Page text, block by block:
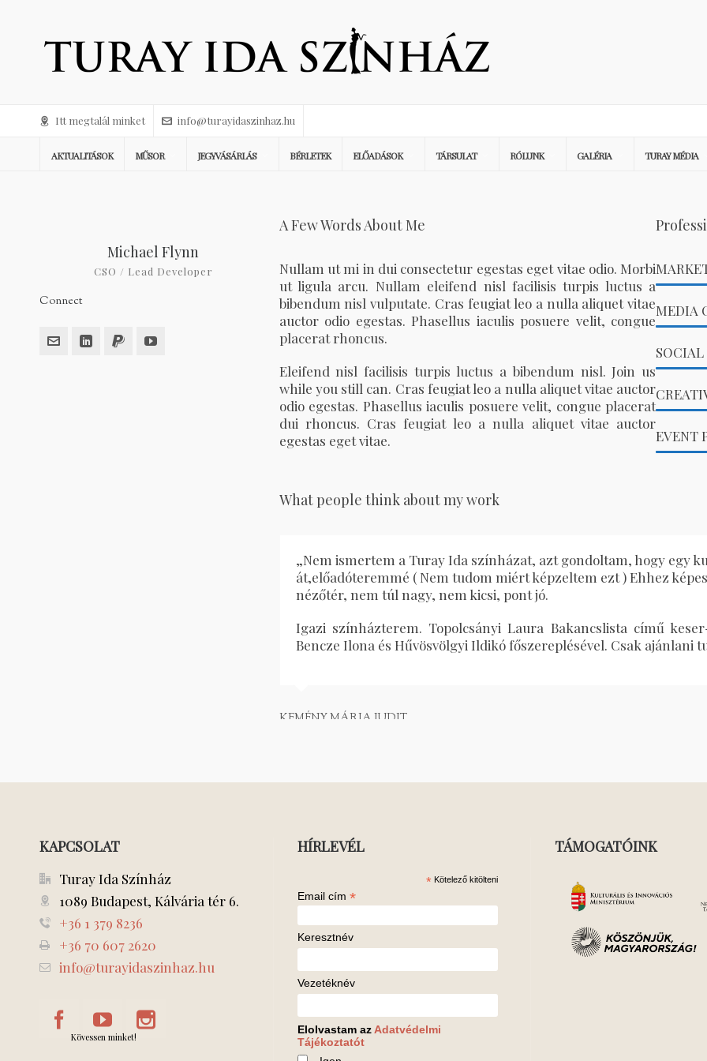
Itt megtalál minket info@turayidaszinhaz.hu
AKTUALITÁSOK MŰSOR JEGYVÁSÁRLÁS BÉRLETEK ELŐADÁSOK TÁRSULAT RÓLUNK GALÉRIA TURAY MÉDIA
A Few Words About Me
Nullam ut mi in dui consectetur egestas eget vitae odio. Morbi
ut ligula arcu. Nullam eleifend nisl facilisis turpis luctus a
bibendum nisl vulputate. Cras feugiat leo a nulla aliquet vitae
auctor odio egestas. Phasellus iaculis posuere velit, congue
placerat rhoncus.
Eleifend nisl facilisis turpis luctus a bibendum nisl. Join us
while you still can. Cras feugiat leo a nulla aliquet vitae auctor
odio egestas. Phasellus iaculis posuere velit, congue placerat
dui rhoncus. Cras feugiat leo a nulla aliquet vitae auctor
egestas eget vitae.
MEDIA
EVENT
What people think about my work
„Nem ismertem a Turay Ida színházat, azt gondoltam, hogy egy
át,előadóteremmé ( Nem tudom miért képzeltem ezt ) Ehhez
nézőtér, nem túl nagy, nem kicsi, pont jó.
Igazi színházterem. Topolcsányi Laura Bakancslista című
Bencze Ilona és Hűvösvölgyi Ildikó főszereplésével. Csak ajánlani
KEMÉNY MÁRIA JUDIT
„Szombat este láttam az előadást, még mindig a hatása alatt
végig potyogtak a könnyeim. Ismét egy fantasztikus előadásban
mint egy év után, végre ismét, szabadon élvezhettem eme
csodás estét!”
NAGY DEÁK TÜNDE
Michael Flynn
CSO / Lead Developer
Connect
KAPCSOLAT
Turay Ida Színház
1089 Budapest, Kálvária tér 6.
+36 1 379 8236
+36 70 607 2620
info@turayidaszinhaz.hu
Kövessen minket!
HÍRLEVÉL
* Kötelező kitölteni
Email cím *
Keresztnév
Vezetéknév
Elolvastam azAdatvédelmi
Tájékoztatót
TÁMOGATÓINK